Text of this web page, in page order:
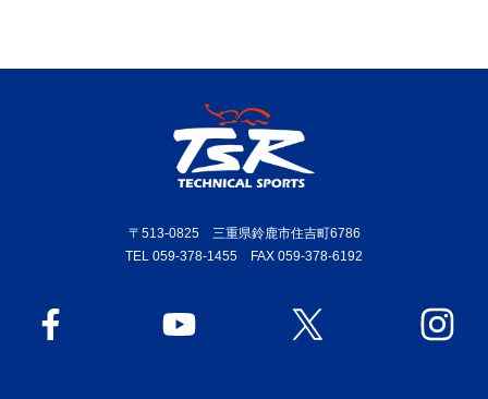
〒513-0825 三重県鈴鹿市住吉町6786
TEL 059-378-1455 FAX 059-378-6192